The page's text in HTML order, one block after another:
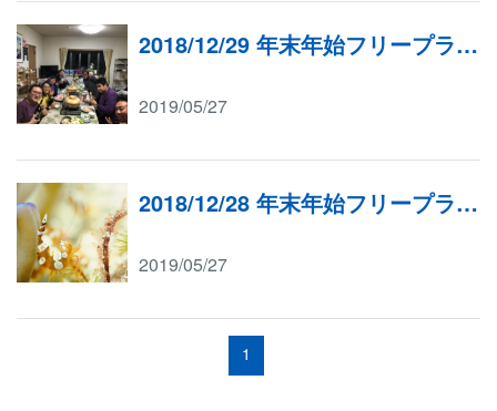
2018/12/29 年末年始フリープラン（富戸）
2019/05/27
2018/12/28 年末年始フリープラン（富戸）
2019/05/27
1